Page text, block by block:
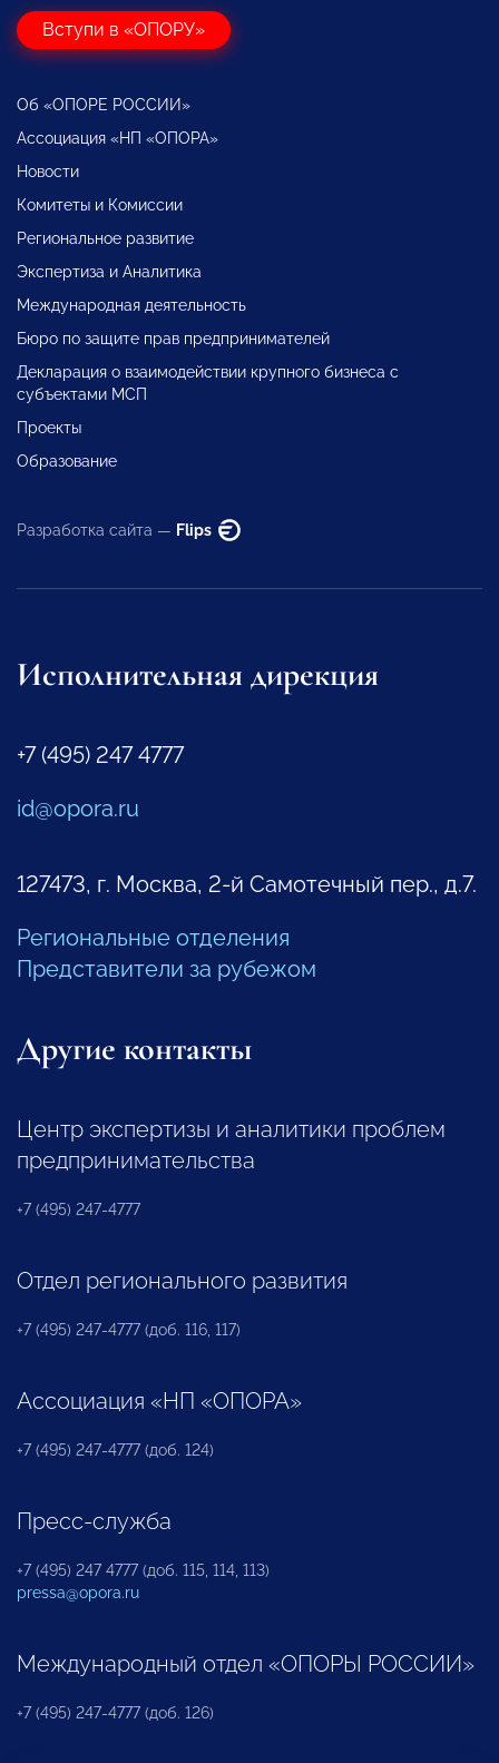
Вступи в «ОПОРУ»
Об «ОПОРЕ РОССИИ»
Ассоциация «НП «ОПОРА»
Новости
Комитеты и Комиссии
Региональное развитие
Экспертиза и Аналитика
Международная деятельность
Бюро по защите прав предпринимателей
Декларация о взаимодействии крупного бизнеса с
субъектами МСП
Проекты
Образование
Разработка сайта — Flips
Исполнительная дирекция
+7 (495) 247 4777
id@opora.ru
127473, г. Москва, 2-й Самотечный пер., д.7.
Региональные отделения
Представители за рубежом
Другие контакты
Центр экспертизы и аналитики проблем
предпринимательства
+7 (495) 247-4777
Отдел регионального развития
+7 (495) 247-4777 (доб. 116, 117)
Ассоциация «НП «ОПОРА»
+7 (495) 247-4777 (доб. 124)
Пресс-служба
+7 (495) 247 4777 (доб. 115, 114, 113)
pressa@opora.ru
Международный отдел «ОПОРЫ РОССИИ»
+7 (495) 247-4777 (доб. 126)